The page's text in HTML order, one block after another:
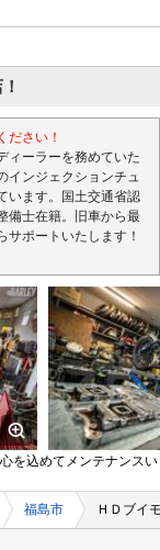
ださい！
ィーラーを務めていた
インジェクションチュ
います。国土交通省認
備士在籍。旧車から最
ポートいたします！
を込めてメンテナンスい
福島市 ＨＤブイ